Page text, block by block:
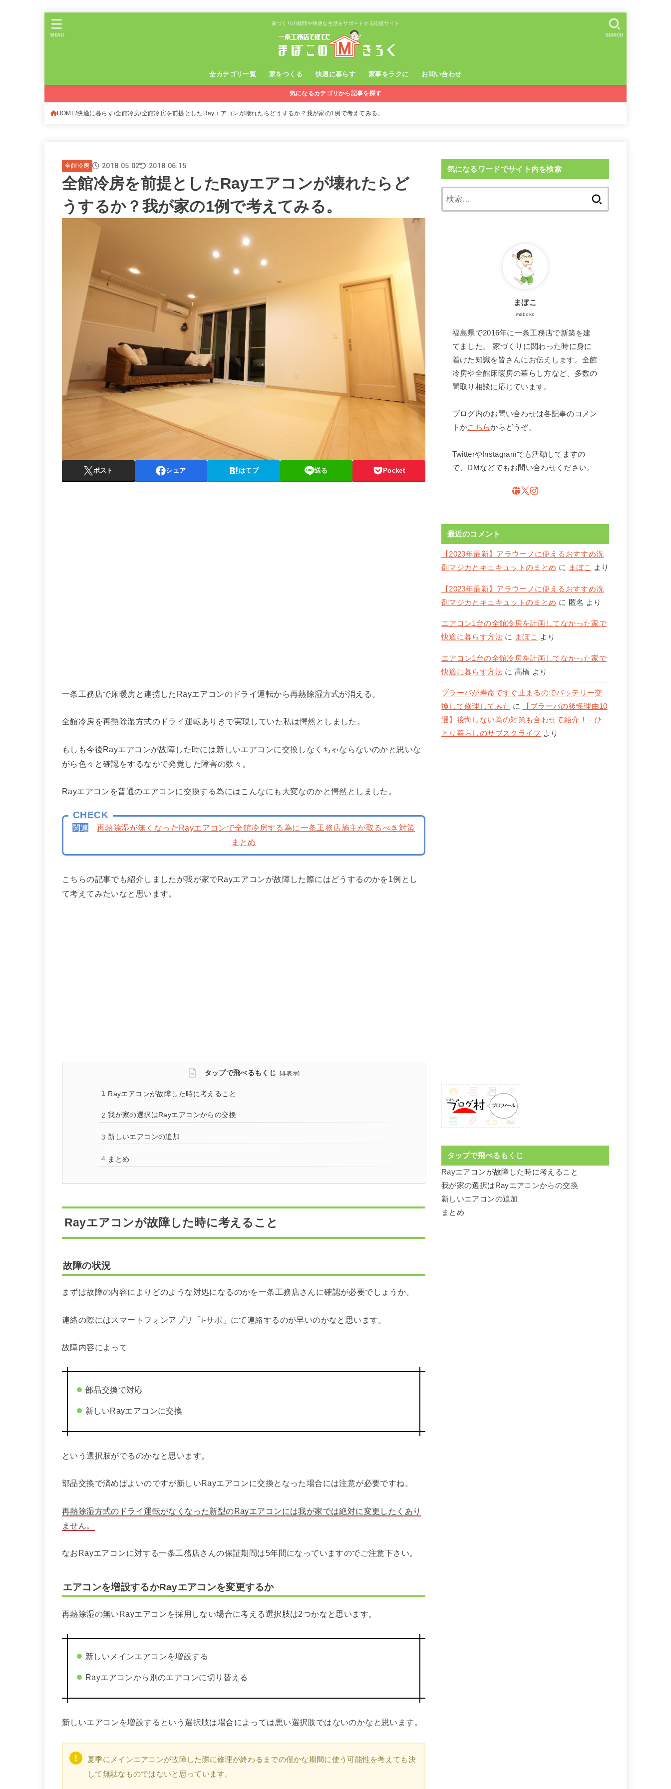
家づくりの疑問や快適な生活をサポートする応援サイト
全カテゴリ一覧 家をつくる 快適に暮らす 家事をラクに お問い合わせ
SEARCH
MENU
気になるカテゴリから記事を探す
HOME 快適に暮らす 全館冷房 全館冷房を前提としたRayエアコンが壊れたらどうするか？我が家の1例で考えてみる。
全館冷房 2018.05.02 2018.06.15
全館冷房を前提としたRayエアコンが壊れたらど
うするか？我が家の1例で考えてみる。
ポスト シェア はてブ 送る Pocket
一条工務店で床暖房と連携したRayエアコンのドライ運転から再熱除湿方式が消える。
全館冷房を再熱除湿方式のドライ運転ありきで実現していた私は愕然としました。
もしも今後Rayエアコンが故障した時には新しいエアコンに交換しなくちゃならないのかと思いな
がら色々と確認をするなかで発覚した障害の数々。
Rayエアコンを普通のエアコンに交換する為にはこんなにも大変なのかと愕然としました。
CHECK
関連
再熱除湿が無くなったRayエアコンで全館冷房する為に一条工務店施主が取るべき対策
まとめ
こちらの記事でも紹介しましたが我が家でRayエアコンが故障した際にはどうするのかを1例とし
て考えてみたいなと思います。
タップで飛べるもくじ [非表示]
Rayエアコンが故障した時に考えること
我が家の選択はRayエアコンからの交換
新しいエアコンの追加
まとめ
Rayエアコンが故障した時に考えること
故障の状況
まずは故障の内容によりどのような対処になるのかを一条工務店さんに確認が必要でしょうか。
連絡の際にはスマートフォンアプリ「i-サポ」にて連絡するのが早いのかなと思います。
故障内容によって
部品交換で対応
新しいRayエアコンに交換
という選択肢がでるのかなと思います。
部品交換で済めばよいのですが新しいRayエアコンに交換となった場合には注意が必要ですね。
再熱除湿方式のドライ運転がなくなった新型のRayエアコンには我が家では絶対に変更したくあり
ません。
なおRayエアコンに対する一条工務店さんの保証期間は5年間になっていますのでご注意下さい。
エアコンを増設するかRayエアコンを変更するか
再熱除湿の無いRayエアコンを採用しない場合に考える選択肢は2つかなと思います。
新しいメインエアコンを増設する
Rayエアコンから別のエアコンに切り替える
新しいエアコンを増設するという選択肢は場合によっては悪い選択肢ではないのかなと思います。
夏季にメインエアコンが故障した際に修理が終わるまでの僅かな期間に使う可能性を考えても決
して無駄なものではないと思っています。
気になるワードでサイト内を検索
まぼこ
maboko
福島県で2016年に一条工務店で新築を建
てました。 家づくりに関わった時に身に
着けた知識を皆さんにお伝えします。全館
冷房や全館床暖房の暮らし方など、多数の
間取り相談に応じています。
ブログ内のお問い合わせは各記事のコメン
トかこちらからどうぞ。
TwitterやInstagramでも活動してますの
で、DMなどでもお問い合わせください。
最近のコメント
【2023年最新】アラウーノに使えるおすすめ洗
剤マジカとキュキュットのまとめ に まぼこ より
【2023年最新】アラウーノに使えるおすすめ洗
剤マジカとキュキュットのまとめ に 匿名 より
エアコン1台の全館冷房を計画してなかった家で
快適に暮らす方法に まぼこ より
エアコン1台の全館冷房を計画してなかった家で
快適に暮らす方法に 高橋 より
ブラーバが寿命ですぐ止まるのでバッテリー交
換して修理してみた に
【ブラーバの後悔理由10
選】後悔しない為の対策も合わせて紹介！ - ひ
とり暮らしのサブスクライフ より
タップで飛べるもくじ
Rayエアコンが故障した時に考えること
我が家の選択はRayエアコンからの交換
新しいエアコンの追加
まとめ